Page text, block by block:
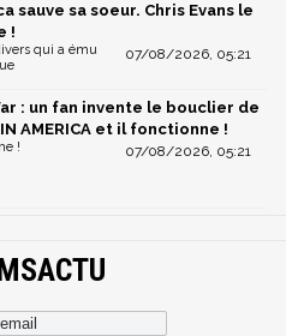
sauve sa soeur. Chris Evans le
!
07/08/2026, 05:21
qui a ému
: un fan invente le bouclier de
AMERICA et il fonctionne !
07/08/2026, 05:21
!